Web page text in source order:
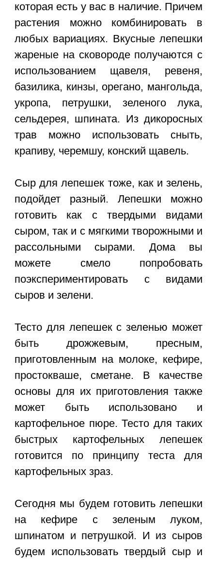
которая есть у вас в наличие. Причем
растения можно комбинировать в
любых вариациях. Вкусные лепешки
жареные на сковороде получаются с
использованием щавеля, ревеня,
базилика, кинзы, орегано, мангольда,
укропа, петрушки, зеленого лука,
сельдерея, шпината. Из дикоросных
трав можно использовать сныть,
крапиву, черемшу, конский щавель.
Сыр для лепешек тоже, как и зелень,
подойдет разный. Лепешки можно
готовить как с твердыми видами
сыром, так и с мягкими творожными и
рассольными сырами. Дома вы
можете смело попробовать
поэкспериментировать с видами
сыров и зелени.
Тесто для лепешек с зеленью может
быть дрожжевым, пресным,
приготовленным на молоке, кефире,
простокваше, сметане. В качестве
основы для их приготовления также
может быть использовано и
картофельное пюре. Тесто для таких
быстрых картофельных лепешек
готовится по принципу теста для
картофельных зраз.
Сегодня мы будем готовить лепешки
на кефире с зеленым луком,
шпинатом и петрушкой. И из сыров
будем использовать твердый сыр и